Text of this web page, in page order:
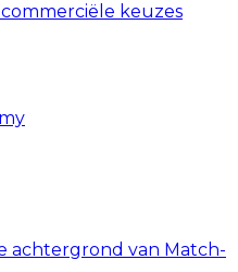
keuzes
achtergrond van Match-